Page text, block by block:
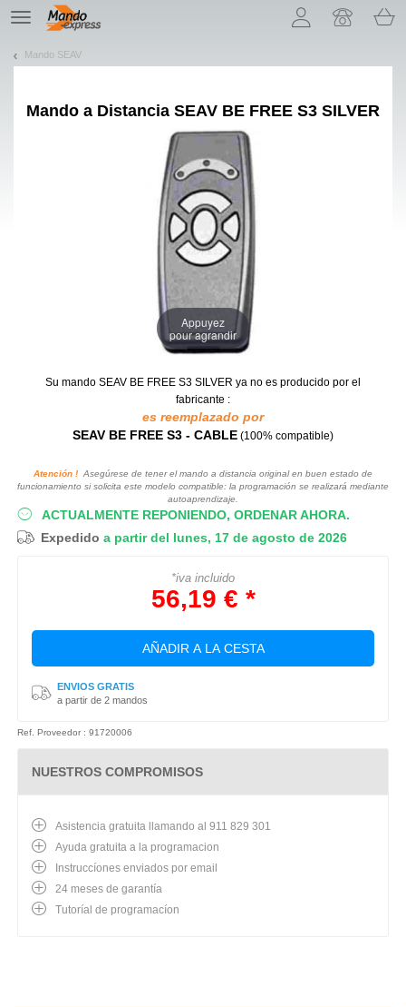
TE
navigation
Mando SEAV
Mando a Distancia SEAV BE FREE S3 SILVER
Appuyez
pour agrandir
Su mando SEAV BE FREE S3 SILVER ya no es producido por el
fabricante :
es reemplazado por
SEAV BE FREE S3 - CABLE (100% compatible)
Atención ! Asegúrese de tener el mando a distancia original en buen estado de
funcionamiento si solicita este modelo compatible: la programación se realizará mediante
autoaprendizaje.
ACTUALMENTE REPONIENDO, ORDENAR AHORA.
Expedido a partir del lunes, 17 de agosto de 2026
*iva incluido
56,19 € *
AÑADIR A LA CESTA
ENVIOS GRATIS
a partir de 2 mandos
Ref. Proveedor : 91720006
NUESTROS COMPROMISOS
Asistencia gratuita llamando al 911 829 301
Ayuda gratuita a la programacion
Instruccíones enviados por email
24 meses de garantía
Tutoríal de programacíon
¡Permítenos presentarte nuestras cookies!